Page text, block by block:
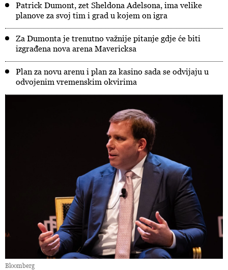
Patrick Dumont, zet Sheldona Adelsona, ima velike
planove za svoj tim i grad u kojem on igra
Za Dumonta je trenutno važnije pitanje gdje će biti
izgrađena nova arena Mavericksa
Plan za novu arenu i plan za kasino sada se odvijaju u
odvojenim vremenskim okvirima
Bloomberg